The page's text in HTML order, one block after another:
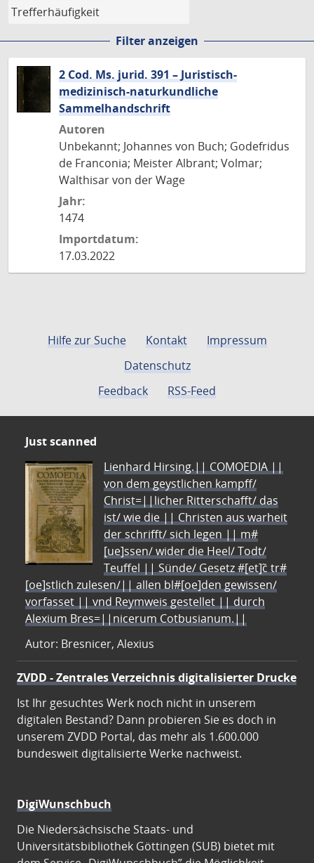
Filter anzeigen
2 Cod. Ms. jurid. 391 – Juristisch-
medizinisch-naturkundliche
Sammelhandschrift
Autoren
Unbekannt; Johannes von Buch; Godefridus
de Franconia; Meister Albrant; Volmar;
Walthisar von der Wage
Jahr:
1474
Importdatum:
17.03.2022
Hilfe zur Suche Kontakt
Impressum
Datenschutz
Feedback
RSS-Feed
Just scanned
Lienhard Hirsing.|| COMOEDIA ||
von dem geystlichen kampff/
Christ=||licher Ritterschafft/ das
ist/ wie die || Christen aus warheit
der schrifft/ sich legen || m#
[ue]ssen/ wider die Heel/ Todt/
Teuffel || Sünde/ Gesetz #[et]c̃ tr#
[oe]stlich zulesen/|| allen bl#[oe]den gewissen/
vorfasset || vnd Reymweis gestellet || durch
Alexium Bres=||nicerum Cotbusianum.||
Autor: Bresnicer, Alexius
ZVDD - Zentrales Verzeichnis digitalisierter Drucke
Ist Ihr gesuchtes Werk noch nicht in unserem
digitalen Bestand? Dann probieren Sie es doch in
unserem ZVDD Portal, das mehr als 1.600.000
bundesweit digitalisierte Werke nachweist.
DigiWunschbuch
Die Niedersächsische Staats- und
Universitätsbibliothek Göttingen (SUB) bietet mit